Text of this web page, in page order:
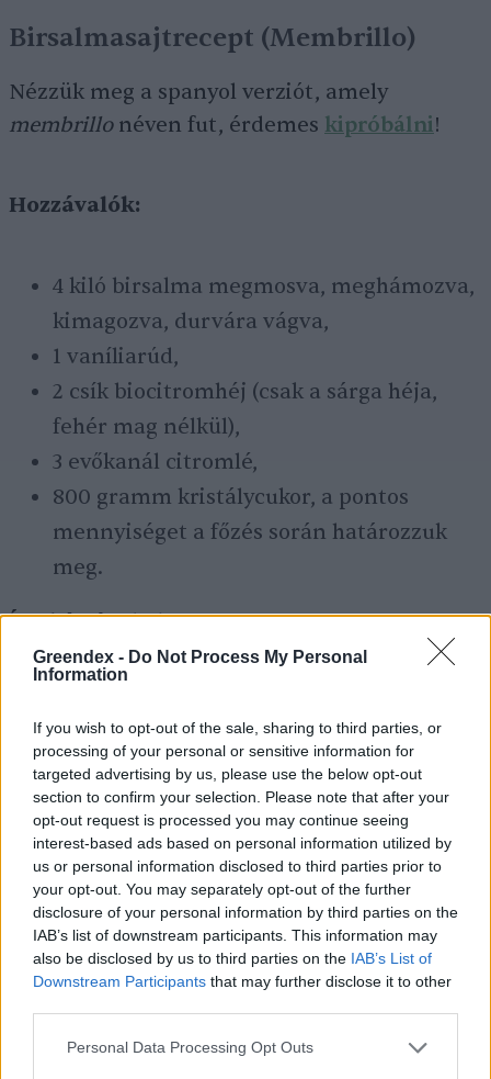
Greendex - Do Not Process My Personal
Information
If you wish to opt-out of the sale, sharing to third parties, or
processing of your personal or sensitive information for
targeted advertising by us, please use the below opt-out
section to confirm your selection. Please note that after your
opt-out request is processed you may continue seeing
interest-based ads based on personal information utilized by
us or personal information disclosed to third parties prior to
your opt-out. You may separately opt-out of the further
disclosure of your personal information by third parties on the
IAB’s list of downstream participants. This information may
also be disclosed by us to third parties on the IAB’s List of
Downstream Participants that may further disclose it to other
Personal Data Processing Opt Outs
Birsalmasajtrecept (Membrillo)
Nézzük meg a spanyol verziót, amely
membrillonéven fut, érdemes kipróbálni!
Hozzávalók:
4 kiló birsalma megmosva, meghámozva,
kimagozva, durvára vágva,
1 vaníliarúd,
2 csík biocitromhéj (csak a sárga héja,
fehér mag nélkül),
3 evőkanál citromlé,
800 gramm kristálycukor, a pontos
mennyiséget a főzés során határozzuk
meg.
Így készítsd el!
vaníliarúddalés a citromhéjjal: tegyük a
birsalmadarabokat egy nagy lábosba (6–8
liter), és öntsük fel vízzel! Adjuk hozzá a
vaníliarudat és a citromhéjat, és forraljuk fel!
Fedjük le, és hagyjuk addig főni, amíg a
birsdarabok puhák nem lesznek (ez 30–40
percet vesz igénybe).
Készítsük el a birsalmapürét! A
birsalmadarabokról leszűrjük a vizet, a